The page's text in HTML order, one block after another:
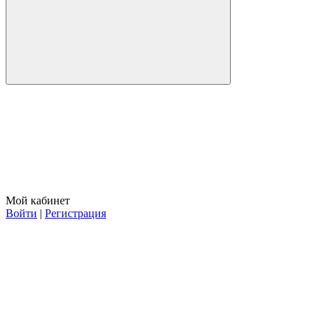
Мой кабинет
Войти | Регистрация